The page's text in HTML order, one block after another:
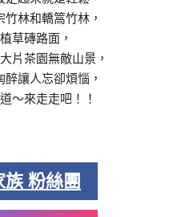
林和轎篙竹林，
草磚路面，
片茶園無敵山景，
讓人忘卻煩惱，
～來走走吧！！
粉絲團